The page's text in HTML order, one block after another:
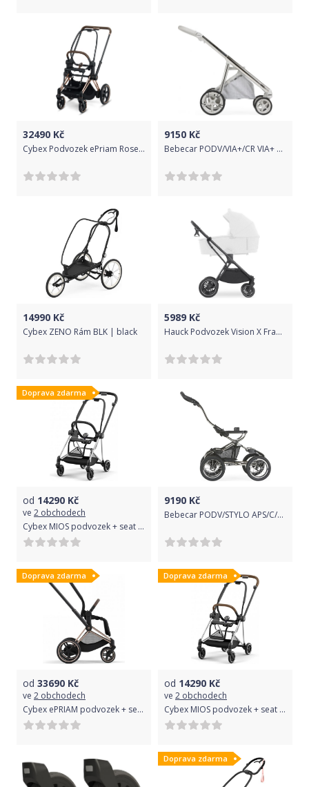
32490 Kč
Cybex Podvozek ePriam Rosegold+Seat 2020
9150 Kč
Bebecar PODV/VIA+/CR VIA+ SP953
14990 Kč
Cybex ZENO Rám BLK | black
5989 Kč
Hauck Podvozek Vision X Frame Black 2021
Doprava zdarma
od 14290 Kč
ve 2 obchodech
Cybex MIOS podvozek + seat Black | chrome 2022
9190 Kč
Bebecar PODV/STYLO APS/C/BL Stylo APS A807
Doprava zdarma
od 33690 Kč
ve 2 obchodech
Cybex ePRIAM podvozek + seat Rosegold | rosegold 2022
Doprava zdarma
od 14290 Kč
ve 2 obchodech
Cybex MIOS podvozek + seat Chrome Brown | chrome 2022
Doprava zdarma